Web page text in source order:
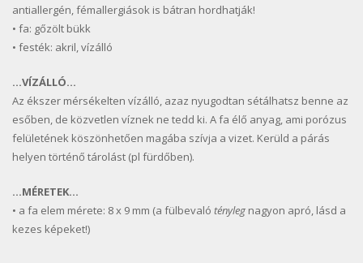
antiallergén, fémallergiások is bátran hordhatják!
• fa: gőzölt bükk
• festék: akril, vízálló
…VÍZÁLLÓ…
Az ékszer mérsékelten vízálló, azaz nyugodtan sétálhatsz benne az
esőben, de közvetlen víznek ne tedd ki. A fa élő anyag, ami porózus
felületének köszönhetően magába szívja a vizet. Kerüld a párás
helyen történő tárolást (pl fürdőben).
…MÉRETEK…
• a fa elem mérete: 8 x 9 mm (a fülbevaló tényleg nagyon apró, lásd a
kezes képeket!)